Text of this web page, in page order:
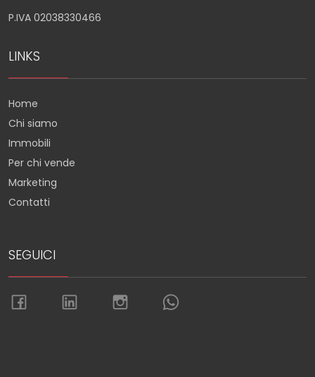
P.IVA 02038330466
LINKS
Home
Chi siamo
Immobili
Per chi vende
Marketing
Contatti
SEGUICI